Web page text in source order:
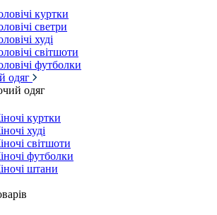
куртки
светри
худі
світшоти
футболки
одяг
одяг
куртки
худі
світшоти
футболки
штани